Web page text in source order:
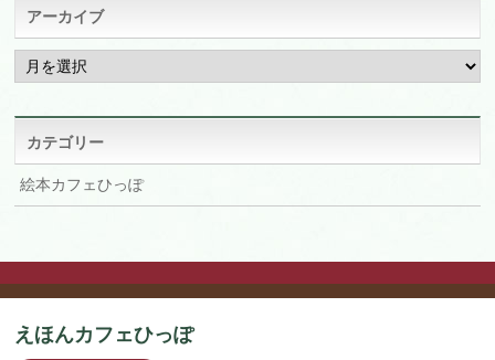
アーカイブ
ア
ー
カ
カテゴリー
絵本カフェひっぽ
えほんカフェひっぽ